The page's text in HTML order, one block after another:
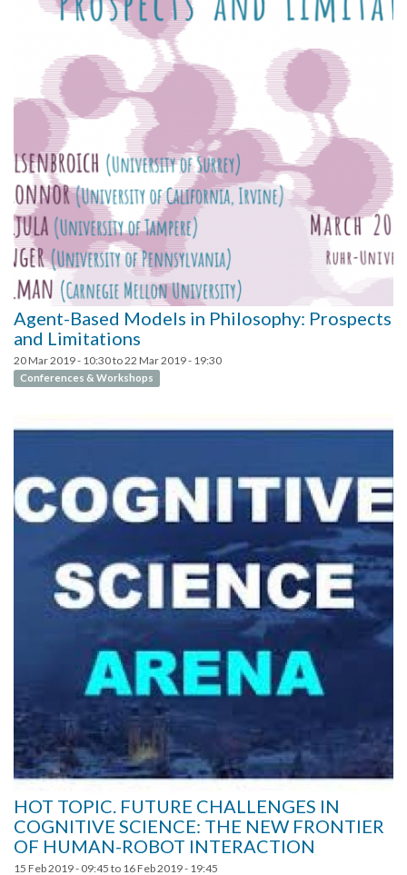
Agent-Based Models in Philosophy: Prospects
and Limitations
20 Mar 2019 - 10:30to22 Mar 2019 - 19:30
Conferences & Workshops
HOT TOPIC. FUTURE CHALLENGES IN
COGNITIVE SCIENCE: THE NEW FRONTIER
OF HUMAN-ROBOT INTERACTION
15 Feb 2019 - 09:45 to 16 Feb 2019 - 19:45